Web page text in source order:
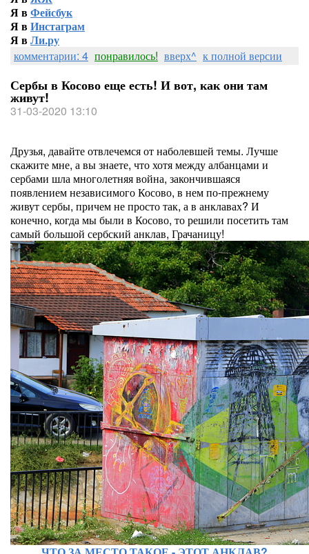
Я вФейсбук
Я вИнстаграм
Я вЛи.ру
комментарии: 4 понравилось! вверх^ к полной версии
Сербы в Косово еще есть! И вот, как они там
живут!
31-03-2020 13:10
Друзья, давайте отвлечемся от наболевшей темы. Лучше
скажите мне, а вы знаете, что хотя между албанцами и
сербами шла многолетняя война, закончившаяся
появлением независимого Косово, в нем по-прежнему
живут сербы, причем не просто так, а в анклавах? И
конечно, когда мы были в Косово, то решили посетить там
самый большой сербский анклав, Грачаницу!